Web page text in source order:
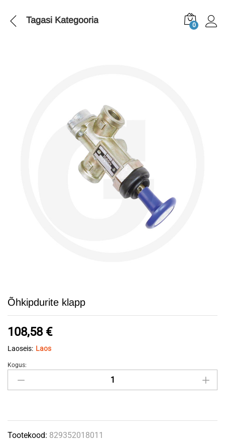
Tagasi Kategooria 0
Õhkipdurite klapp
108,58 €
Laoseis: Laos
Õhkipdurite
klapp
Kogus:
Tootekood: 829352018011